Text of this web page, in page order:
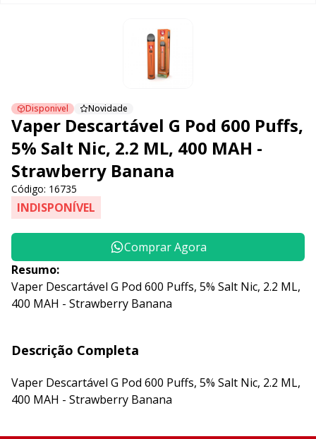
Disponivel Novidade
Vaper Descartável G Pod 600 Puffs,
5% Salt Nic, 2.2 ML, 400 MAH -
Strawberry Banana
Código: 16735
INDISPONÍVEL
Comprar Agora
Resumo:
Vaper Descartável G Pod 600 Puffs, 5% Salt Nic, 2.2 ML,
400 MAH - Strawberry Banana
Descrição Completa
Vaper Descartável G Pod 600 Puffs, 5% Salt Nic, 2.2 ML,
400 MAH - Strawberry Banana